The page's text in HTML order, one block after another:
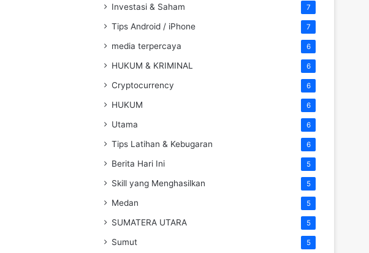
Investasi & Saham 7
Tips Android / iPhone 7
media terpercaya 6
HUKUM & KRIMINAL 6
Cryptocurrency 6
HUKUM 6
Utama 6
Tips Latihan & Kebugaran 6
Berita Hari Ini 5
Skill yang Menghasilkan 5
Medan 5
SUMATERA UTARA 5
Sumut 5